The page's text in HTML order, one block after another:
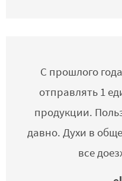
С прошлого
отправлять 1
продукции.
давно. Духи в
все